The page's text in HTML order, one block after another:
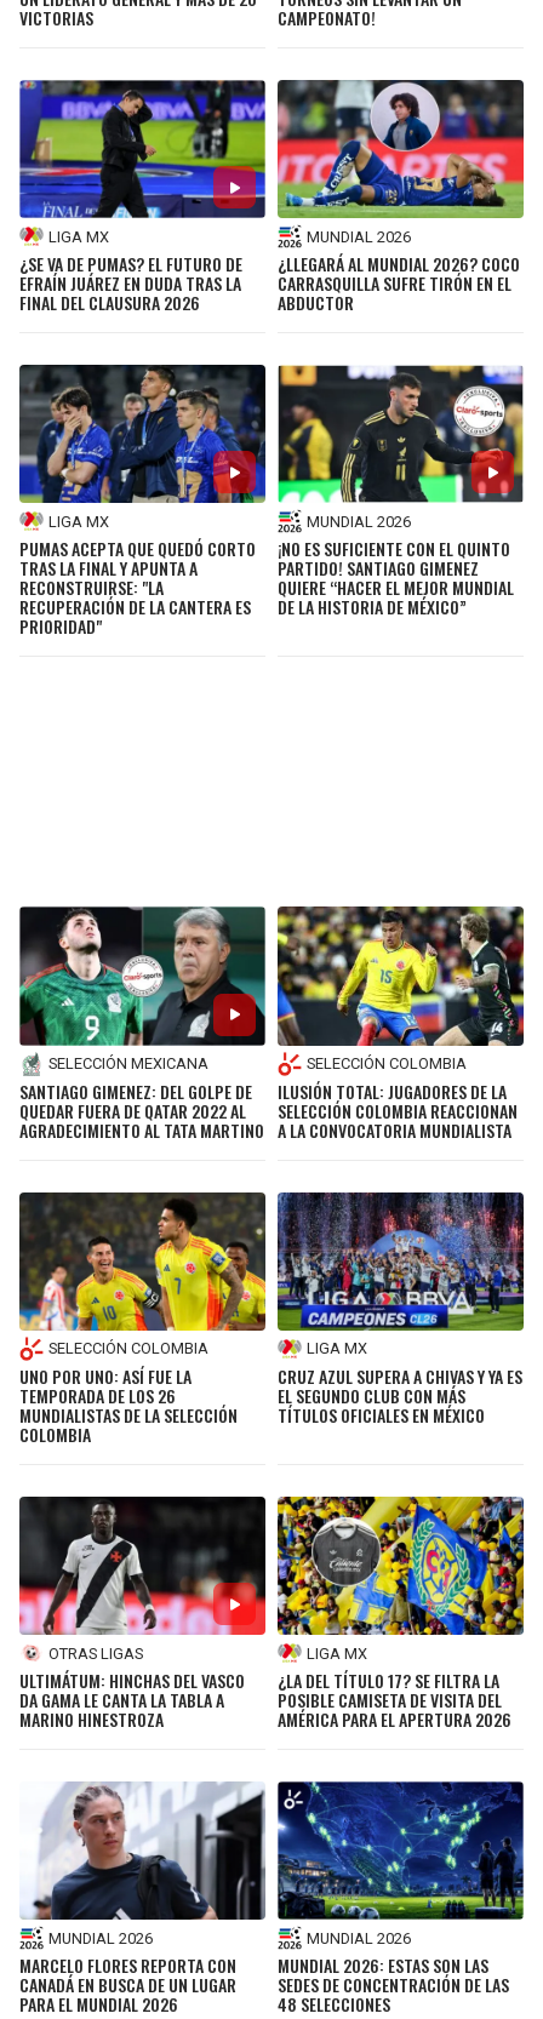
VICTORIAS CAMPEONATO!
LIGA MX
¿SE VA DE PUMAS? EL FUTURO DE
EFRAÍN JUÁREZ EN DUDA TRAS LA
FINAL DEL CLAUSURA 2026
MUNDIAL 2026
¿LLEGARÁ AL MUNDIAL 2026? COCO
CARRASQUILLA SUFRE TIRÓN EN EL
ABDUCTOR
LIGA MX
PUMAS ACEPTA QUE QUEDÓ CORTO
TRAS LA FINAL Y APUNTA A
RECONSTRUIRSE: "LA
RECUPERACIÓN DE LA CANTERA ES
PRIORIDAD"
MUNDIAL 2026
¡NO ES SUFICIENTE CON EL QUINTO
PARTIDO! SANTIAGO GIMENEZ
QUIERE “HACER EL MEJOR MUNDIAL
DE LA HISTORIA DE MÉXICO”
SELECCIÓN MEXICANA
SANTIAGO GIMENEZ: DEL GOLPE DE
QUEDAR FUERA DE QATAR 2022 AL
AGRADECIMIENTO AL TATA MARTINO
SELECCIÓN COLOMBIA
ILUSIÓN TOTAL: JUGADORES DE LA
SELECCIÓN COLOMBIA REACCIONAN
A LA CONVOCATORIA MUNDIALISTA
SELECCIÓN COLOMBIA
UNO POR UNO: ASÍ FUE LA
TEMPORADA DE LOS 26
MUNDIALISTAS DE LA SELECCIÓN
COLOMBIA
LIGA MX
CRUZ AZUL SUPERA A CHIVAS Y YA ES
EL SEGUNDO CLUB CON MÁS
TÍTULOS OFICIALES EN MÉXICO
OTRAS LIGAS
ULTIMÁTUM: HINCHAS DEL VASCO
DA GAMA LE CANTA LA TABLA A
MARINO HINESTROZA
LIGA MX
¿LA DEL TÍTULO 17? SE FILTRA LA
POSIBLE CAMISETA DE VISITA DEL
AMÉRICA PARA EL APERTURA 2026
MUNDIAL 2026
MARCELO FLORES REPORTA CON
CANADÁ EN BUSCA DE UN LUGAR
PARA EL MUNDIAL 2026
MUNDIAL 2026
MUNDIAL 2026: ESTAS SON LAS
SEDES DE CONCENTRACIÓN DE LAS
48 SELECCIONES